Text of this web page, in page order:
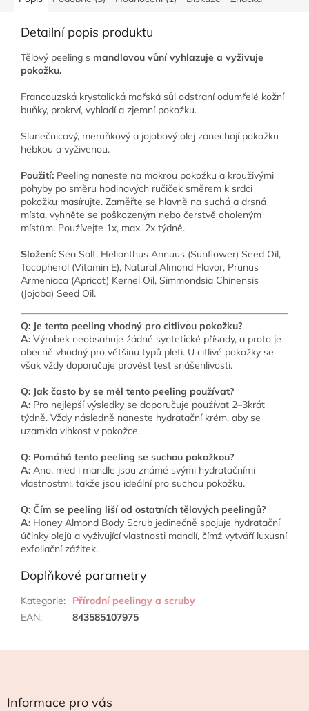
Detailní popis produktu
Tělový peeling s mandlovou vůní vyhlazuje a vyživuje
pokožku.
Francouzská krystalická mořská sůl odstraní odumřelé kožní
buňky, prokrví, vyhladí a zjemní pokožku.
Slunečnicový, meruňkový a jojobový olej zanechají pokožku
hebkou a vyživenou.
Použití: Peeling naneste na mokrou pokožku a krouživými
pohyby po směru hodinových ručiček směrem k srdci
pokožku masírujte. Zaměřte se hlavně na suchá a drsná
místa, vyhněte se poškozeným nebo čerstvě oholeným
místům. Používejte 1x, max. 2x týdně.
Složení: Sea Salt, Helianthus Annuus (Sunflower) Seed Oil,
Tocopherol (Vitamin E), Natural Almond Flavor, Prunus
Armeniaca (Apricot) Kernel Oil, Simmondsia Chinensis
(Jojoba) Seed Oil.
Q: Je tento peeling vhodný pro citlivou pokožku?
A: Výrobek neobsahuje žádné syntetické přísady, a proto je
obecně vhodný pro většinu typů pleti. U citlivé pokožky se
však vždy doporučuje provést test snášenlivosti.
Q: Jak často by se měl tento peeling používat?
A: Pro nejlepší výsledky se doporučuje používat 2–3krát
týdně. Vždy následně naneste hydratační krém, aby se
uzamkla vlhkost v pokožce.
Q: Pomáhá tento peeling se suchou pokožkou?
A: Ano, med i mandle jsou známé svými hydratačními
vlastnostmi, takže jsou ideální pro suchou pokožku.
Q: Čím se peeling liší od ostatních tělových peelingů?
A: Honey Almond Body Scrub jedinečně spojuje hydratační
účinky olejů a vyživující vlastnosti mandlí, čímž vytváří luxusní
exfoliační zážitek.
Doplňkové parametry
Kategorie:
Přírodní peelingy a scruby
EAN: 843585107975
Informace pro vás